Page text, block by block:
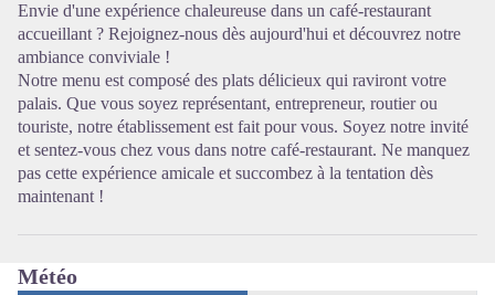
Envie d'une expérience chaleureuse dans un café-restaurant
accueillant ? Rejoignez-nous dès aujourd'hui et découvrez notre
ambiance conviviale !
Notre menu est composé des plats délicieux qui raviront votre
palais. Que vous soyez représentant, entrepreneur, routier ou
touriste, notre établissement est fait pour vous. Soyez notre invité
et sentez-vous chez vous dans notre café-restaurant. Ne manquez
pas cette expérience amicale et succombez à la tentation dès
maintenant !
Météo